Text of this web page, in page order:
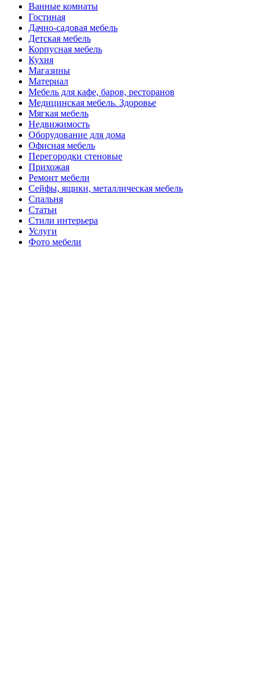
Ванные комнаты
Гостиная
Дачно-садовая мебель
Детская мебель
Корпусная мебель
Кухня
Магазины
Материал
Мебель для кафе, баров, ресторанов
Медицинская мебель. Здоровье
Мягкая мебель
Недвижимость
Оборудование для дома
Офисная мебель
Перегородки стеновые
Прихожая
Ремонт мебели
Сейфы, ящики, металлическая мебель
Спальня
Статьи
Стили интерьера
Услуги
Фото мебели